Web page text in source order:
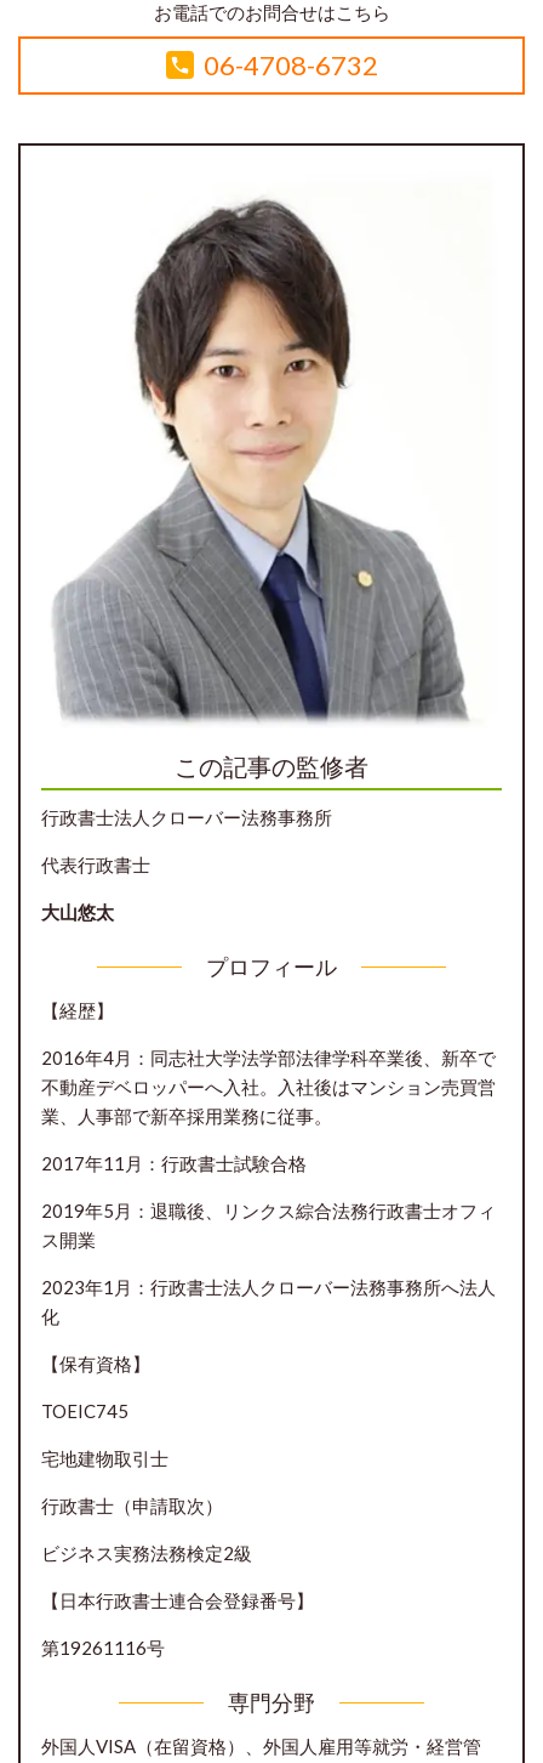
お電話でのお問合せはこちら
06-4708-6732
この記事の監修者
行政書士法人クローバー法務事務所
代表行政書士
大山悠太
プロフィール
【経歴】
2016年4月：同志社大学法学部法律学科卒業後、新卒で
不動産デベロッパーへ入社。入社後はマンション売買営
業、人事部で新卒採用業務に従事。
2017年11月：行政書士試験合格
2019年5月：退職後、リンクス綜合法務行政書士オフィ
ス開業
2023年1月：行政書士法人クローバー法務事務所へ法人
化
【保有資格】
TOEIC745
宅地建物取引士
行政書士（申請取次）
ビジネス実務法務検定2級
【日本行政書士連合会登録番号】
第19261116号
専門分野
外国人VISA（在留資格）、外国人雇用等就労・経営管